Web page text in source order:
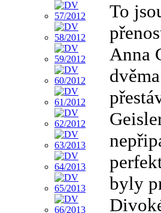
To
Anna
byly